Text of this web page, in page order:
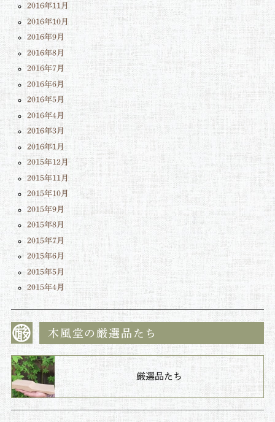
2016年11月
2016年10月
2016年9月
2016年8月
2016年7月
2016年6月
2016年5月
2016年4月
2016年3月
2016年1月
2015年12月
2015年11月
2015年10月
2015年9月
2015年8月
2015年7月
2015年6月
2015年5月
2015年4月
木風堂の厳選品たち
厳選品たち